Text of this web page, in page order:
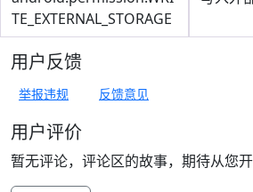
TE_EXTERNAL_STORAGE
用户反馈
举报违规 反馈意见
用户评价
暂无评论，评论区的故事，期待从您开